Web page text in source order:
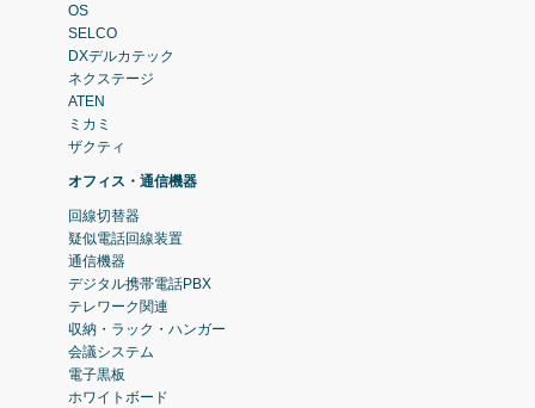
OS
SELCO
DXデルカテック
ネクステージ
ATEN
ミカミ
ザクティ
オフィス・通信機器
回線切替器
疑似電話回線装置
通信機器
デジタル携帯電話PBX
テレワーク関連
収納・ラック・ハンガー
会議システム
電子黒板
ホワイトボード